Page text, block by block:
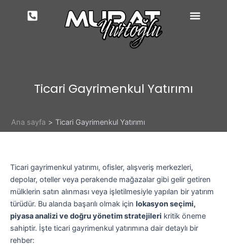
Ticari Gayrimenkul Yatırımı
Ana sayfa Ticari Gayrimenkul Yatırımı
Ticari gayrimenkul yatırımı, ofisler, alışveriş merkezleri,
depolar, oteller veya perakende mağazalar gibi gelir getiren
mülklerin satın alınması veya işletilmesiyle yapılan bir yatırım
türüdür. Bu alanda başarılı olmak için lokasyon seçimi,
piyasa analizi ve doğru yönetim stratejileri kritik öneme
sahiptir. İşte ticari gayrimenkul yatırımına dair detaylı bir
rehber: